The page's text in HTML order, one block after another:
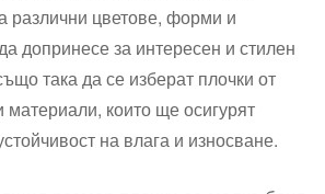
различни цветове, форми и
допринесе за интересен и стилен
така да се изберат плочки от
материали, които ще осигурят
на​ влага‌ и износване.